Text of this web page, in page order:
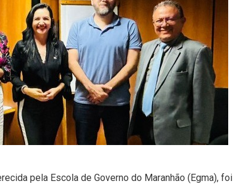
pela Escola de Governo do Maranhão (Egma), foi